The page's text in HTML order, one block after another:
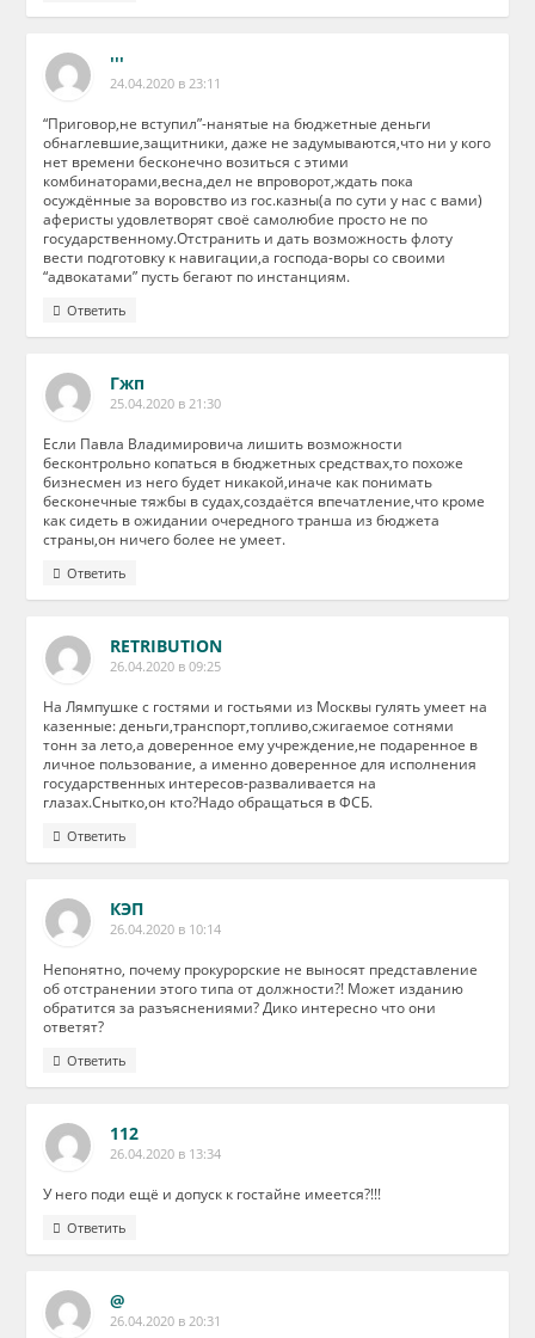
'''
24.04.2020 в 23:11
“Приговор,не вступил”-нанятые на бюджетные деньги
обнаглевшие,защитники, даже не задумываются,что ни у кого
нет времени бесконечно возиться с этими
комбинаторами,весна,дел не впроворот,ждать пока
осуждённые за воровство из гос.казны(а по сути у нас с вами)
аферисты удовлетворят своё самолюбие просто не по
государственному.Отстранить и дать возможность флоту
вести подготовку к навигации,а господа-воры со своими
“адвокатами” пусть бегают по инстанциям.
Ответить
Гжп
25.04.2020 в 21:30
Если Павла Владимировича лишить возможности
бесконтрольно копаться в бюджетных средствах,то похоже
бизнесмен из него будет никакой,иначе как понимать
бесконечные тяжбы в судах,создаётся впечатление,что кроме
как сидеть в ожидании очередного транша из бюджета
страны,он ничего более не умеет.
Ответить
RETRIBUTION
26.04.2020 в 09:25
На Лямпушке с гостями и гостьями из Москвы гулять умеет на
казенные: деньги,транспорт,топливо,сжигаемое сотнями
тонн за лето,а доверенное ему учреждение,не подаренное в
личное пользование, а именно доверенное для исполнения
государственных интересов-разваливается на
глазах.Снытко,он кто?Надо обращаться в ФСБ.
Ответить
КЭП
26.04.2020 в 10:14
Непонятно, почему прокурорские не выносят представление
об отстранении этого типа от должности?! Может изданию
обратится за разъяснениями? Дико интересно что они
ответят?
Ответить
112
26.04.2020 в 13:34
У него поди ещё и допуск к гостайне имеется?!!!
Ответить
@
26.04.2020 в 20:31